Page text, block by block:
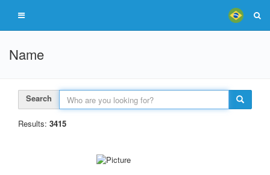
Name
Search
Results: 3415